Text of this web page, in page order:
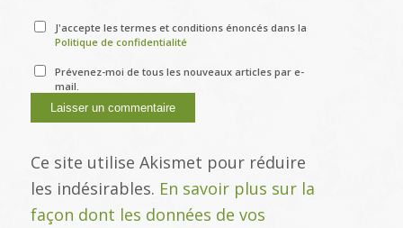
J'accepte les termes et conditions énoncés dans la
Politique de confidentialité
Prévenez-moi de tous les nouveaux articles par e-
mail.
Ce site utilise Akismet pour réduire
les indésirables. En savoir plus sur la
façon dont les données de vos